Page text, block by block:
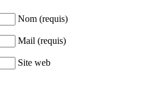
Nom (requis)
Mail (requis)
Site web